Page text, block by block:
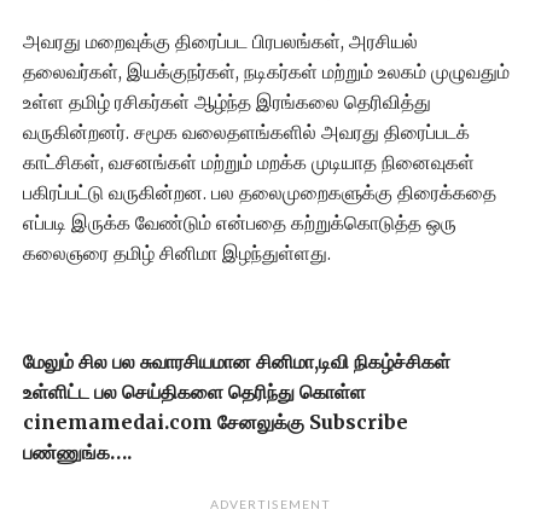
அவரது மறைவுக்கு திரைப்பட பிரபலங்கள், அரசியல்
தலைவர்கள், இயக்குநர்கள், நடிகர்கள் மற்றும் உலகம் முழுவதும்
உள்ள தமிழ் ரசிகர்கள் ஆழ்ந்த இரங்கலை தெரிவித்து
வருகின்றனர். சமூக வலைதளங்களில் அவரது திரைப்படக்
காட்சிகள், வசனங்கள் மற்றும் மறக்க முடியாத நினைவுகள்
பகிரப்பட்டு வருகின்றன. பல தலைமுறைகளுக்கு திரைக்கதை
எப்படி இருக்க வேண்டும் என்பதை கற்றுக்கொடுத்த ஒரு
கலைஞரை தமிழ் சினிமா இழந்துள்ளது.
மேலும் சில பல சுவாரசியமான சினிமா,டிவி நிகழ்ச்சிகள்
உள்ளிட்ட பல செய்திகளை தெரிந்து கொள்ள
cinemamedai.com சேனலுக்கு Subscribe
பண்ணுங்க….
ADVERTISEMENT